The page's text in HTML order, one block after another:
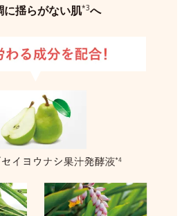
に揺らがない肌*3へ